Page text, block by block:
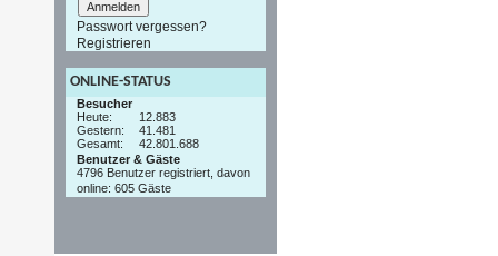
Passwort vergessen?
Registrieren
ONLINE-STATUS
Besucher
Heute:
12.883
Gestern:
41.481
Gesamt:
42.801.688
Benutzer & Gäste
4796 Benutzer registriert, davon
online: 605 Gäste